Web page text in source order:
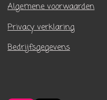
Algemene voorwaarden
Privacy verklaring
Bedrijfsgegevens